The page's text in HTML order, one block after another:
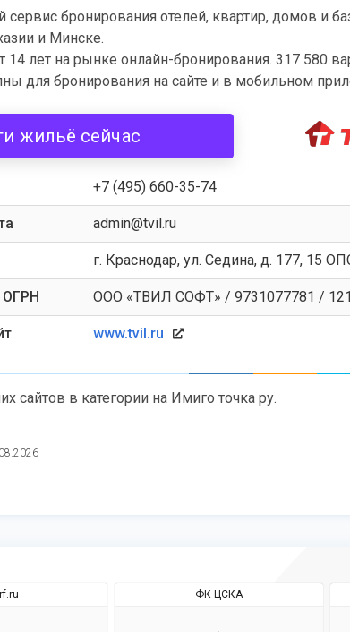
сервис бронирования отелей, квартир, домов и
и Минске.
14 лет на рынке онлайн-бронирования. 317 580
для бронирования на сайте и в мобильном
жильё сейчас
+7 (495) 660-35-74
admin@tvil.ru
г. Краснодар, ул. Седина, д. 177, 15
ООО «ТВИЛ СОФТ» / 9731077781 /
www.tvil.ru
сайтов в категории на Имиго точка ру.
ФК ЦСКА